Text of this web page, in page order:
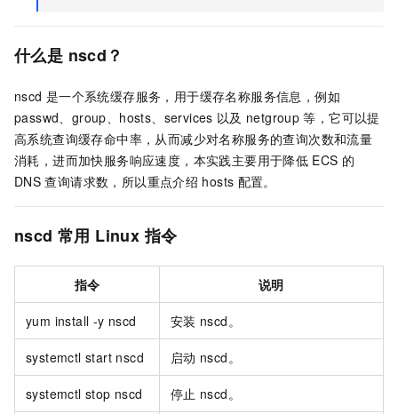
什么是 nscd？
nscd 是一个系统缓存服务，用于缓存名称服务信息，例如
passwd、group、hosts、services 以及 netgroup 等，它可以提
高系统查询缓存命中率，从而减少对名称服务的查询次数和流量
消耗，进而加快服务响应速度，本实践主要用于降低 ECS 的
DNS 查询请求数，所以重点介绍 hosts 配置。
nscd 常用 Linux 指令
指令 说明
yum install -y nscd 安装 nscd。
systemctl start nscd 启动 nscd。
systemctl stop nscd 停止 nscd。